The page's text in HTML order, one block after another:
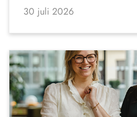
30 juli 2026